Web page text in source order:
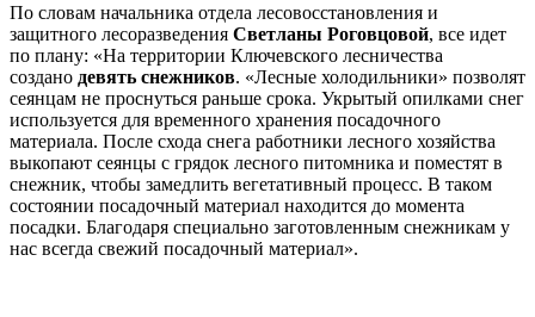
По словам начальника отдела лесовосстановления и
защитного лесоразведения Светланы Роговцовой, все идет
по плану: «На территории Ключевского лесничества
создано девять снежников. «Лесные холодильники» позволят
сеянцам не проснуться раньше срока. Укрытый опилками снег
используется для временного хранения посадочного
материала. После схода снега работники лесного хозяйства
выкопают сеянцы с грядок лесного питомника и поместят в
снежник, чтобы замедлить вегетативный процесс. В таком
состоянии посадочный материал находится до момента
посадки. Благодаря специально заготовленным снежникам у
нас всегда свежий посадочный материал».